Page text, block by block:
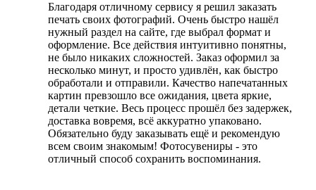
Благодаря отличному сервису я решил заказать
печать своих фотографий. Очень быстро нашёл
нужный раздел на сайте, где выбрал формат и
оформление. Все действия интуитивно понятны,
не было никаких сложностей. Заказ оформил за
несколько минут, и просто удивлён, как быстро
обработали и отправили. Качество напечатанных
картин превзошло все ожидания, цвета яркие,
детали четкие. Весь процесс прошёл без задержек,
доставка вовремя, всё аккуратно упаковано.
Обязательно буду заказывать ещё и рекомендую
всем своим знакомым! Фотосувениры - это
отличный способ сохранить воспоминания.